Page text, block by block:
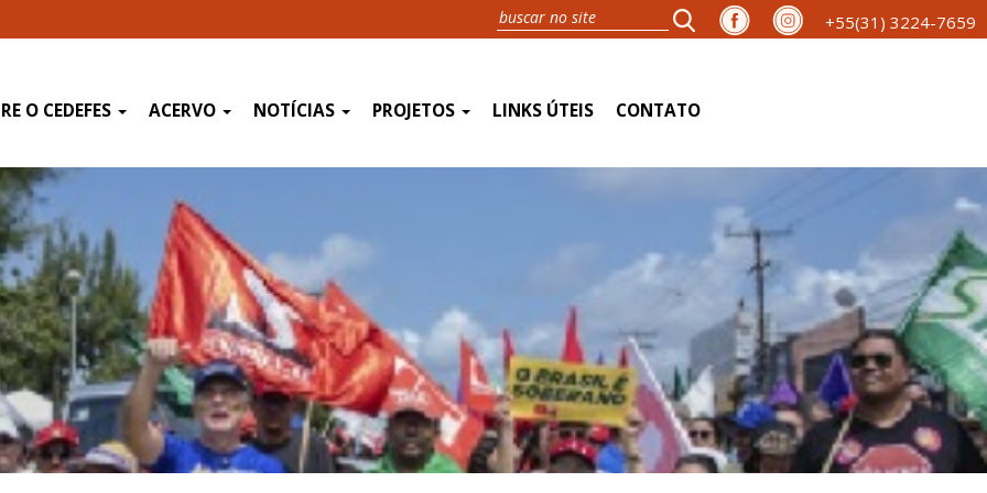
+55(31) 3224-7659
O CEDEFES ACERVO NOTÍCIAS PROJETOS LINKS ÚTEIS CONTATO